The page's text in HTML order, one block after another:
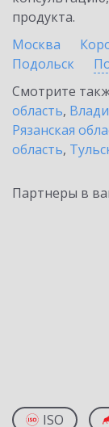
продукта.
Москва
Подольск
Смотрите
область,
Рязанская
область,
Партнеры в
ISO